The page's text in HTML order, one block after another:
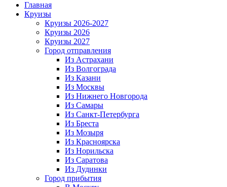
Главная
Круизы
Круизы 2026-2027
Круизы 2026
Круизы 2027
Город отправления
Из Астрахани
Из Волгограда
Из Казани
Из Москвы
Из Нижнего Новгорода
Из Самары
Из Санкт-Петербурга
Из Бреста
Из Мозыря
Из Красноярска
Из Норильска
Из Саратова
Из Дудинки
Город прибытия